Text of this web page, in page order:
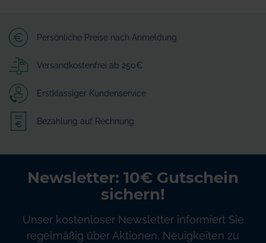
Persönliche Preise nach Anmeldung
Versandkostenfrei ab 250€
Erstklassiger Kundenservice
Bezahlung auf Rechnung
Newsletter: 10€ Gutschein
sichern!
Unser kostenloser Newsletter informiert Sie
regelmäßig über Aktionen, Neuigkeiten zu